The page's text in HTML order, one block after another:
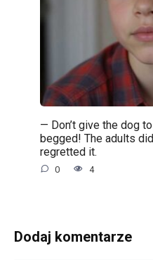
— Don’t give the dog
begged! The adults
regretted it.
0 4
Dodaj komentarze